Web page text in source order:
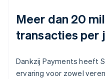
Meer dan 20
transacties per
Dankzij Payments heeft
ervaring voor zowel